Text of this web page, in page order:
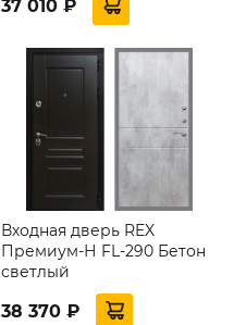
37 010 ₽
Входная дверь REX
Премиум-Н FL-290 Бетон
светлый
38 370 ₽